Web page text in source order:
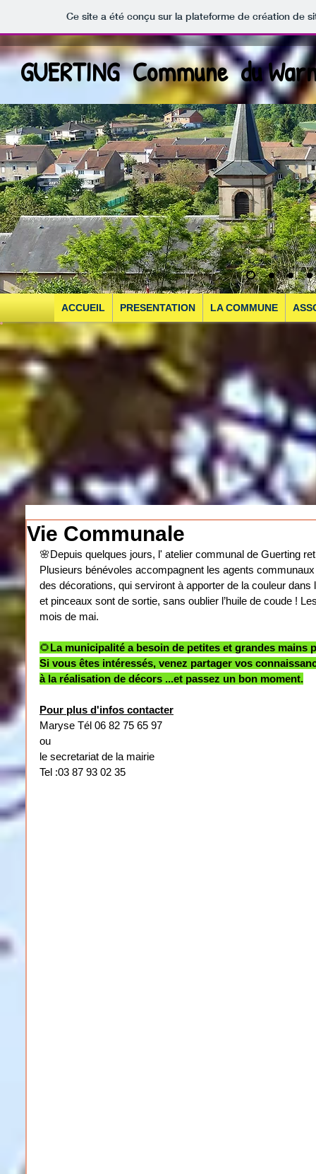
Ce site a été conçu sur la plateforme de création de
GUERTING Commune du
Vie Communale
﻿🌸﻿Depuis quelques jours, l' atelier communal de Guerting
Plusieurs bénévoles accompagnent les agents
des décorations, qui serviront à apporter de la couleur
et pinceaux sont de sortie, sans oublier l’huile de coude !
mois de mai.
🌻﻿La municipalité a besoin de petites et grandes mains
Si vous êtes intéressés, venez partager vos
à la réalisation de décors ...et passez un bon moment.
Pour plus d'infos contacter
Maryse Tél 06 82 75 65 97
ou
le secretariat de la mairie
Tel :03 87 93 02 35
ACCUEIL PRESENTATION LA COMMUNE